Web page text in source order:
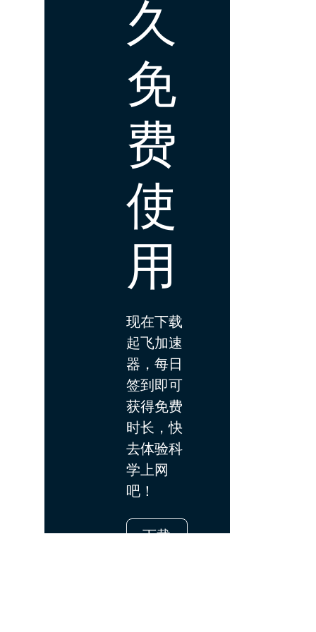
久
免
费
使
用
现在下载
起飞加速
器，每日
签到即可
获得免费
时长，快
去体验科
学上网
吧！
下载